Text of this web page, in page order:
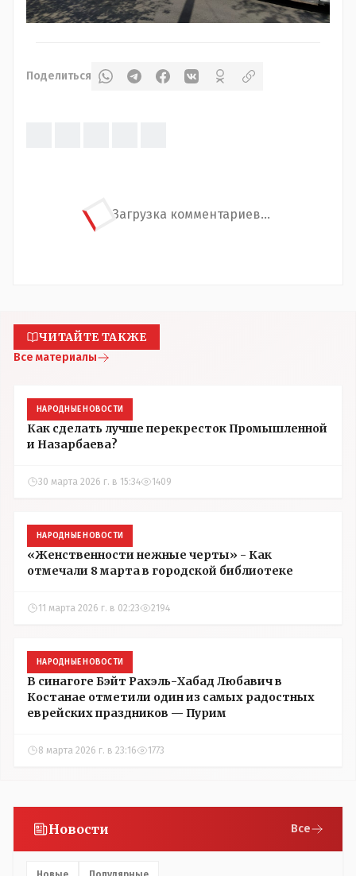
Поделиться
Загрузка комментариев...
ЧИТАЙТЕ ТАКЖЕ
Все материалы
НАРОДНЫЕ НОВОСТИ
Как сделать лучше перекресток Промышленной
и Назарбаева?
30 марта 2026 г. в 15:34 1409
НАРОДНЫЕ НОВОСТИ
«Женственности нежные черты» - Как
отмечали 8 марта в городской библиотеке
11 марта 2026 г. в 02:23 2194
НАРОДНЫЕ НОВОСТИ
В синагоге Бэйт Рахэль-Хабад Любавич в
Костанае отметили один из самых радостных
еврейских праздников — Пурим
8 марта 2026 г. в 23:16 1773
Новости Все